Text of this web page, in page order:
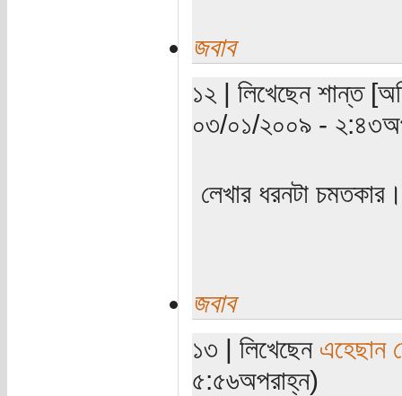
জবাব
১২ | লিখেছেন শান্ত
০৩/০১/২০০৯ -
লেখার ধরনটা চমতকার।
জবাব
১৩ | লিখেছেন এহেছান
৫:৫৬অপরাহ্ন)